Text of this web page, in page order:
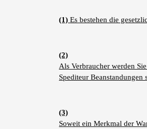
(1) Es bestehen die
(2)
Als Verbraucher werden
Spediteur
(3)
Soweit ein Merkmal der